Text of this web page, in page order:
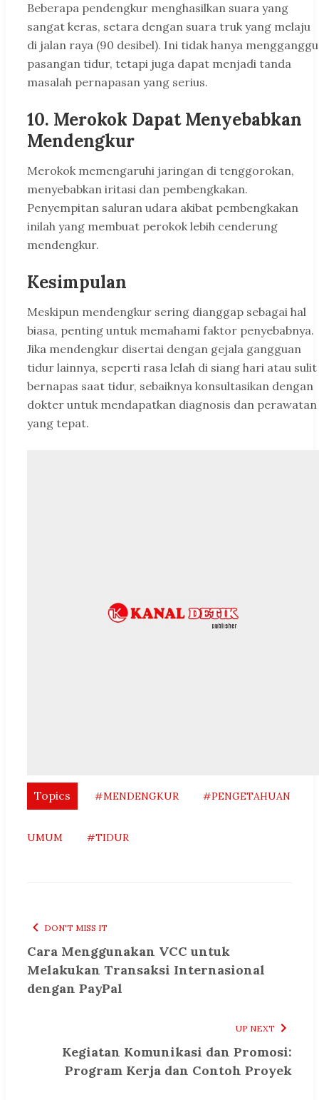
Beberapa pendengkur menghasilkan suara yang
sangat keras, setara dengan suara truk yang melaju
di jalan raya (90 desibel). Ini tidak hanya mengganggu
pasangan tidur, tetapi juga dapat menjadi tanda
masalah pernapasan yang serius.
10. Merokok Dapat Menyebabkan
Mendengkur
Merokok memengaruhi jaringan di tenggorokan,
menyebabkan iritasi dan pembengkakan.
Penyempitan saluran udara akibat pembengkakan
inilah yang membuat perokok lebih cenderung
mendengkur.
Kesimpulan
Meskipun mendengkur sering dianggap sebagai hal
biasa, penting untuk memahami faktor penyebabnya.
Jika mendengkur disertai dengan gejala gangguan
tidur lainnya, seperti rasa lelah di siang hari atau sulit
bernapas saat tidur, sebaiknya konsultasikan dengan
dokter untuk mendapatkan diagnosis dan perawatan
yang tepat.
Topics #MENDENGKUR #PENGETAHUAN
UMUM #TIDUR
DON'T MISS IT
Cara Menggunakan VCC untuk
Melakukan Transaksi Internasional
dengan PayPal
UP NEXT
Kegiatan Komunikasi dan Promosi:
Program Kerja dan Contoh Proyek